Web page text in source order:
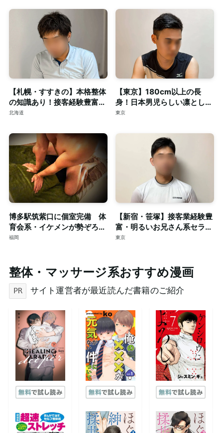
【札幌・すすきの】本格整体
の知識あり！接客経験豊富な
短髪筋トレ男子によるゲイマ
北海道
【東京】180cm以上の長
身！日本男児らしい凛とした
顔立ちの20代◎個室完備
東京
博多駅筑紫口に個室完備 体
育会系・イケメンが勢ぞろ
い！！只今、新規スタッフも
福岡
【新宿・笹塚】接客業経験豊
富・明るいお兄さん系セラピ
ストによる本格ゲイマッサー
東京
整体・マッサージ系おすすめ漫画
PR サイト運営者が最近読んだ書籍のご紹介